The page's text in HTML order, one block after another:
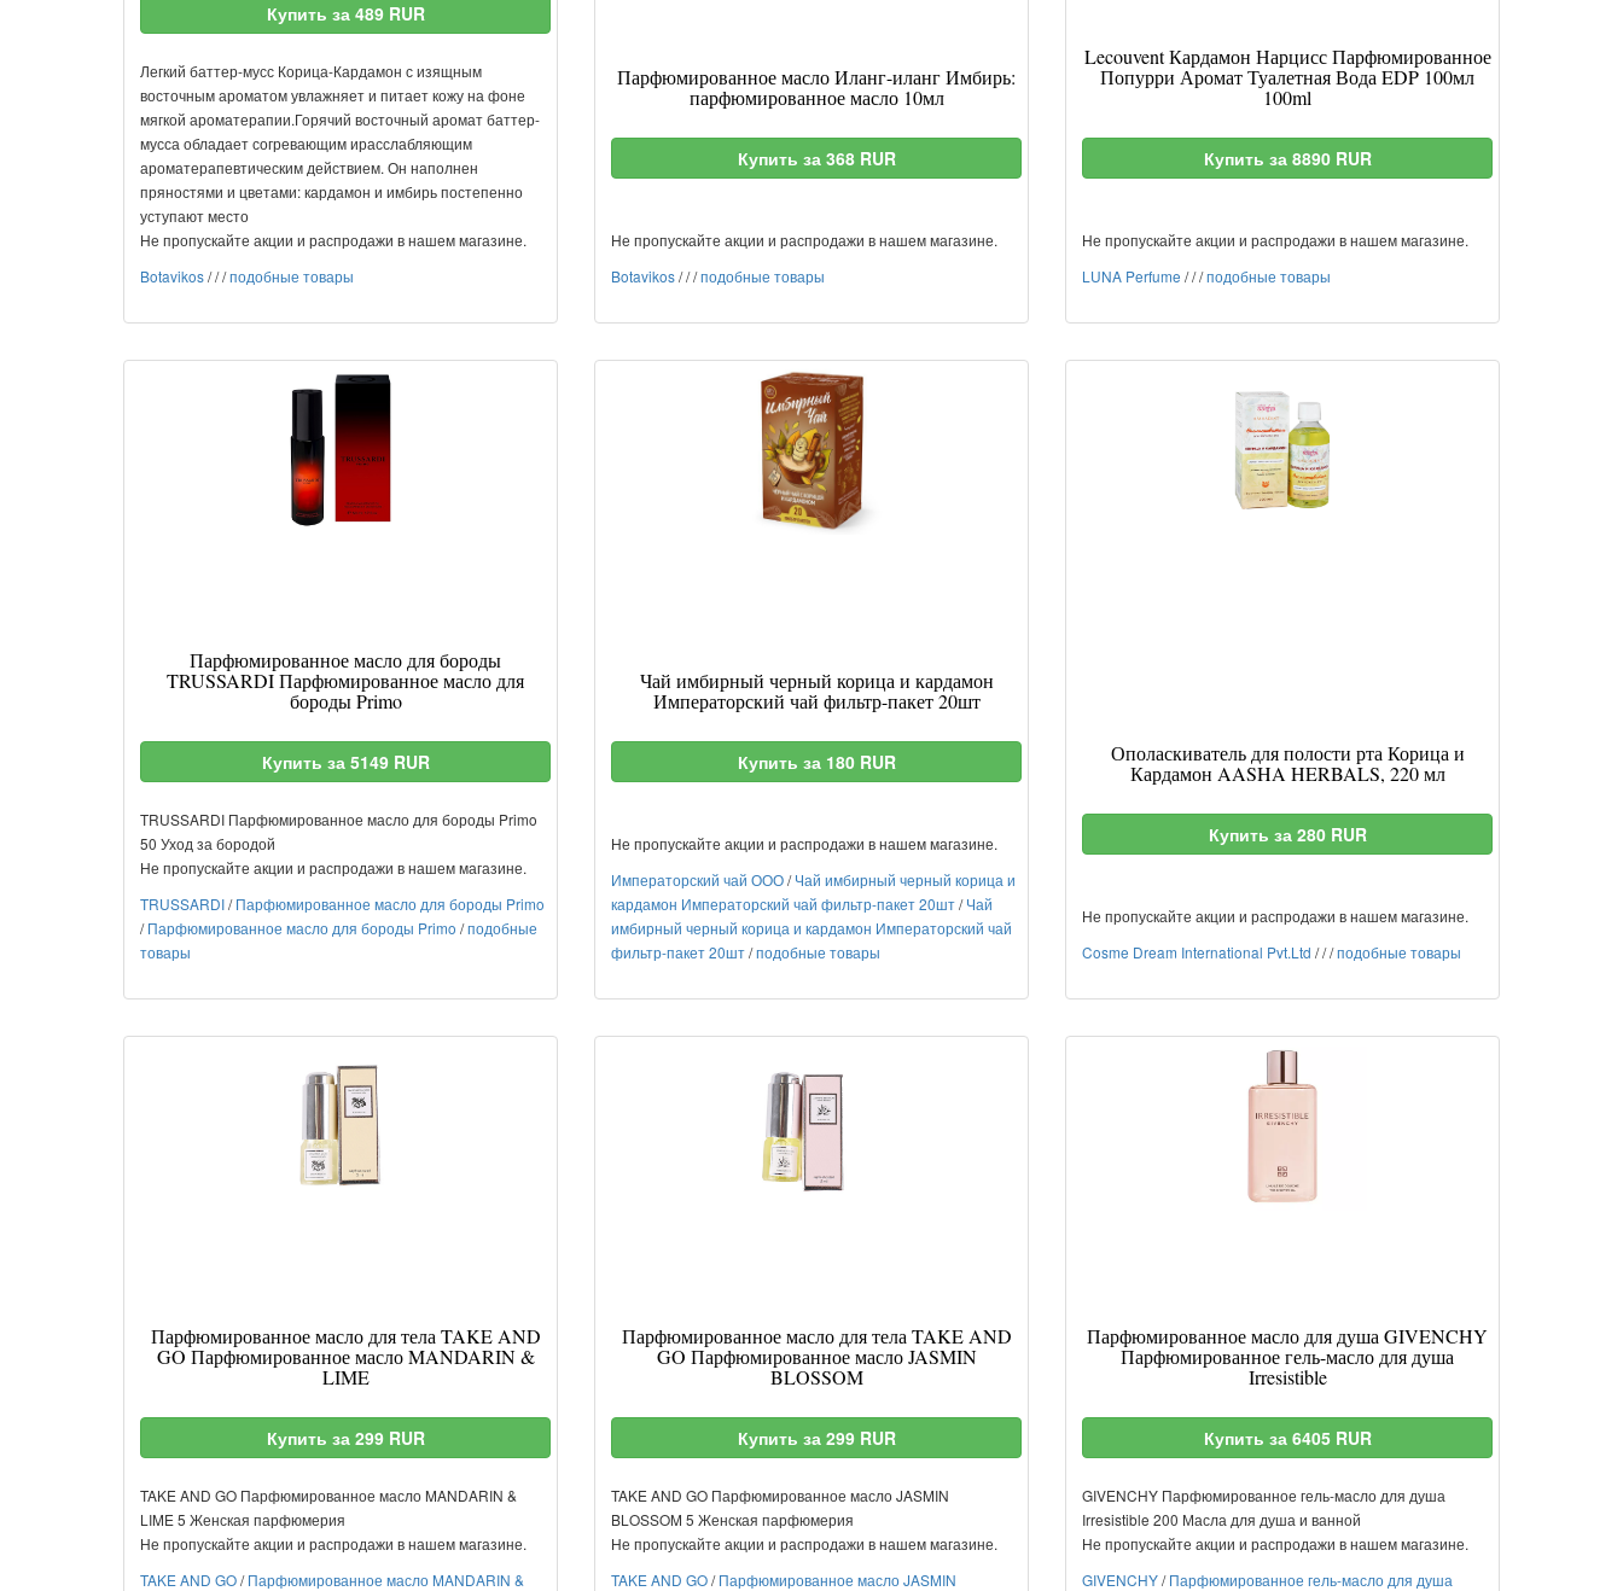
Купить за 489 RUR
Легкий баттер-мусс Корица-Кардамон с изящным
восточным ароматом увлажняет и питает кожу на фоне
мягкой ароматерапии.Горячий восточный аромат баттер-
мусса обладает согревающим ирасслабляющим
ароматерапевтическим действием. Он наполнен
пряностями и цветами: кардамон и имбирь постепенно
уступают место
Не пропускайте акции и распродажи в нашем магазине.
Botavikos///подобные товары
Парфюмированное масло Иланг-иланг Имбирь:
парфюмированное масло 10мл
Купить за 368 RUR
Не пропускайте акции и распродажи в нашем магазине.
Botavikos///подобные товары
Lecouvent Кардамон Нарцисс Парфюмированное
Попурри Аромат Туалетная Вода EDP 100мл
100ml
Купить за 8890 RUR
Не пропускайте акции и распродажи в нашем магазине.
LUNA Perfume ///подобные товары
Парфюмированное масло для бороды
TRUSSARDI Парфюмированное масло для
бороды Primo
Купить за 5149 RUR
TRUSSARDI Парфюмированное масло для бороды Primo
50 Уход за бородой
Не пропускайте акции и распродажи в нашем магазине.
TRUSSARDI/Парфюмированное масло для бороды Primo
/Парфюмированное масло для бороды Primo /подобные
товары
Чай имбирный черный корица и кардамон
Императорский чай фильтр-пакет 20шт
Купить за 180 RUR
Не пропускайте акции и распродажи в нашем магазине.
Императорский чай ООО/Чай имбирный черный корица и
кардамон Императорский чай фильтр-пакет 20шт/Чай
имбирный черный корица и кардамон Императорский чай
фильтр-пакет 20шт/подобные товары
Ополаскиватель для полости рта Корица и
Кардамон AASHA HERBALS, 220 мл
Купить за 280 RUR
Не пропускайте акции и распродажи в нашем магазине.
Cosme Dream International Pvt.Ltd ///подобные товары
Парфюмированное масло для тела TAKE AND
GO Парфюмированное масло MANDARIN &
LIME
Купить за 299 RUR
TAKE AND GO Парфюмированное масло MANDARIN &
LIME 5 Женская парфюмерия
Не пропускайте акции и распродажи в нашем магазине.
TAKE AND GO/Парфюмированное масло MANDARIN &
Парфюмированное масло для тела TAKE AND
GO Парфюмированное масло JASMIN
BLOSSOM
Купить за 299 RUR
TAKE AND GO Парфюмированное масло JASMIN
BLOSSOM 5 Женская парфюмерия
Не пропускайте акции и распродажи в нашем магазине.
TAKE AND GO/Парфюмированное масло JASMIN
Парфюмированное масло для душа GIVENCHY
Парфюмированное гель-масло для душа
Irresistible
Купить за 6405 RUR
GIVENCHY Парфюмированное гель-масло для душа
Irresistible 200 Масла для душа и ванной
Не пропускайте акции и распродажи в нашем магазине.
GIVENCHY/Парфюмированное гель-масло для душа